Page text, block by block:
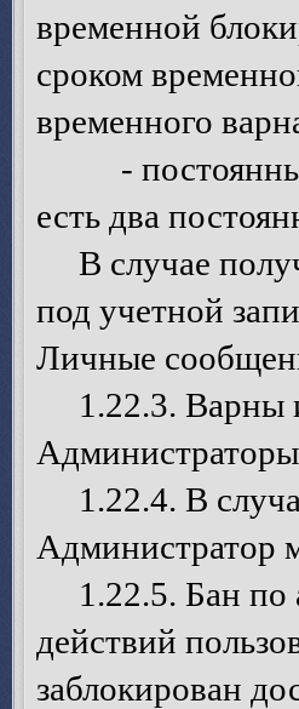
временной
сроком
временного
- постоянный -
есть два
В случае
под учетной
Личные
1.22.3. Варны
1.22.4. В
Администратор
1.22.5. Бан по
действий
заблокирован